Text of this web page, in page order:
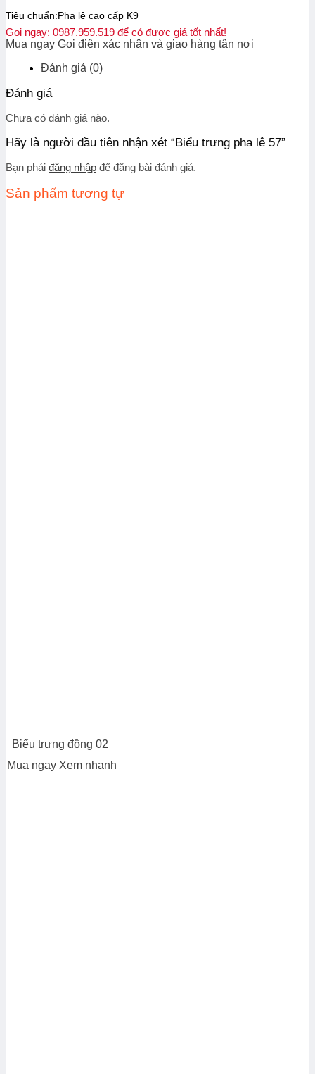
Tiêu chuẩn:Pha lê cao cấp K9
Gọi ngay: 0987.959.519 để có được giá tốt nhất!
Mua ngay Gọi điện xác nhận và giao hàng tận nơi
Đánh giá (0)
Đánh giá
Chưa có đánh giá nào.
Hãy là người đầu tiên nhận xét “Biểu trưng pha lê 57”
Bạn phải đăng nhập để đăng bài đánh giá.
Sản phẩm tương tự
Biểu trưng đồng 02
Mua ngay Xem nhanh